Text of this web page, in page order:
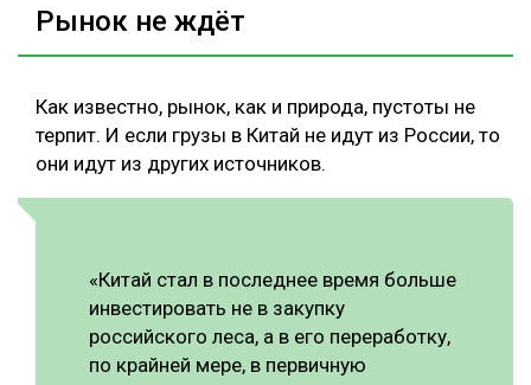
Рынок не ждёт
Как известно, рынок, как и природа, пустоты не
терпит. И если грузы в Китай не идут из России, то
они идут из других источников.
«Китай стал в последнее время больше
инвестировать не в закупку
российского леса, а в его переработку,
по крайней мере, в первичную